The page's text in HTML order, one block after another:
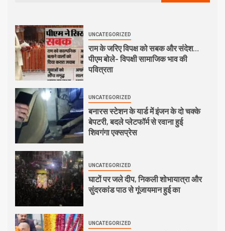
UNCATEGORIZED
राम के जरिए विपक्ष को सबक और संदेश…
पीएम बोले- विपक्षी सामाजिक भाव की
पवित्रता
UNCATEGORIZED
बनारस स्टेशन के यार्ड में इंजन के दो चक्के
बेपटरी, बदले प्लेटफॉर्म से रवाना हुई
शिवगंगा एक्सप्रेस
UNCATEGORIZED
घाटों पर जले दीप, निकली शोभायात्रा और
सुंदरकांड पाठ से गूंजायमान हुई का
UNCATEGORIZED